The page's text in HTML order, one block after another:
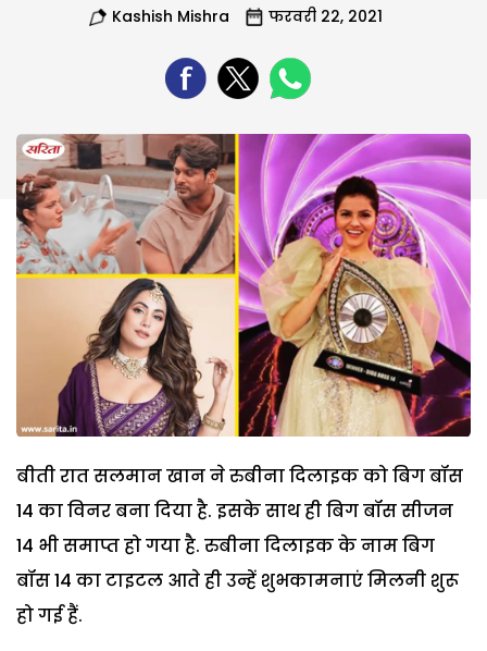
Kashish Mishra फरवरी 22, 2021
बीती रात सलमान खान ने रुबीना दिलाइक को बिग बॉस
14 का विनर बना दिया है. इसके साथ ही बिग बॉस सीजन
14 भी समाप्त हो गया है. रुबीना दिलाइक के नाम बिग
बॉस 14 का टाइटल आते ही उन्हें शुभकामनाएं मिलनी शुरू
हो गई हैं.